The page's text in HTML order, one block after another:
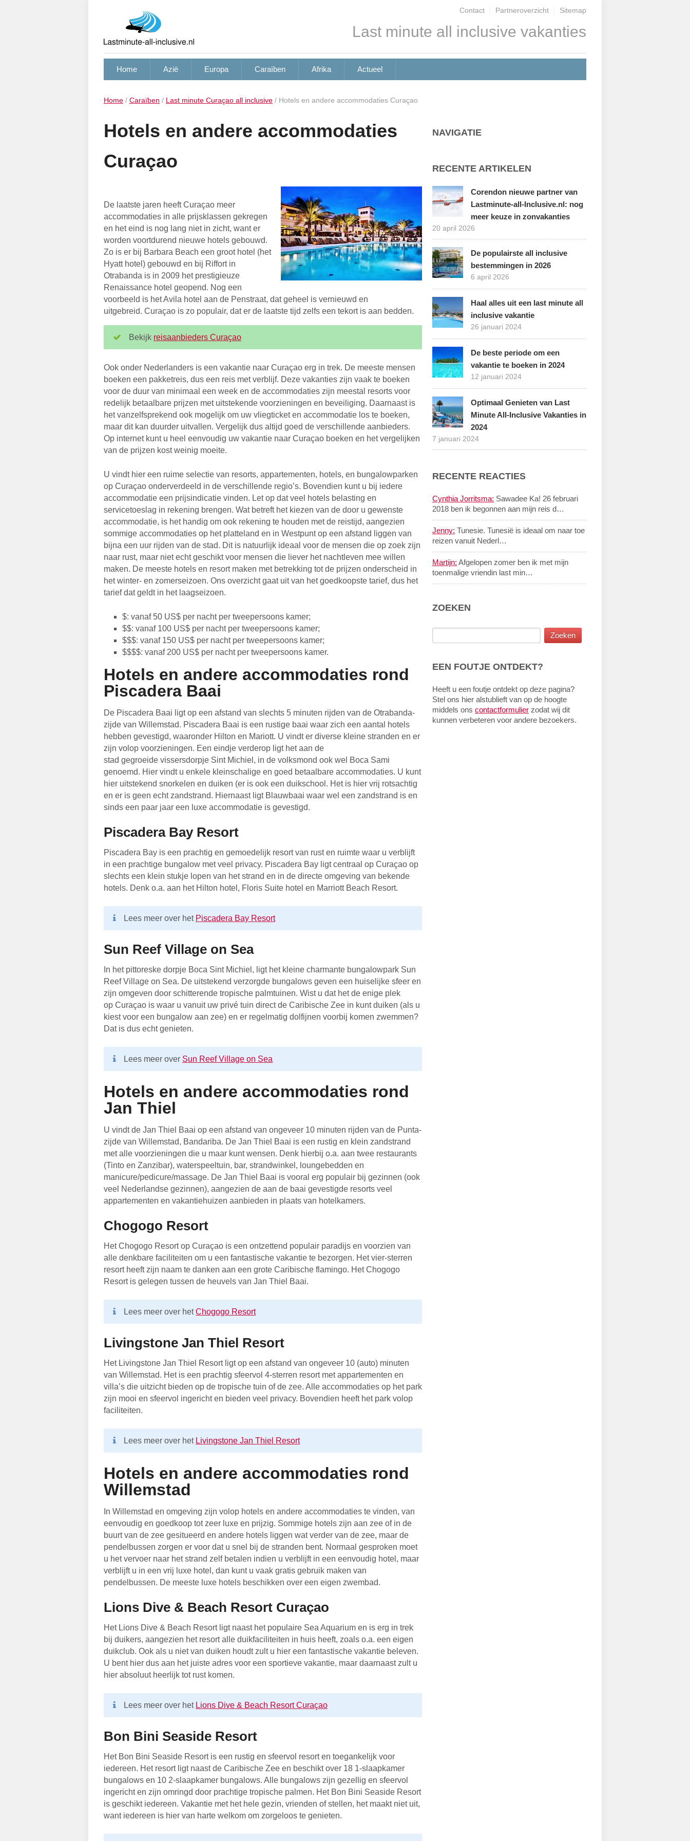
Contact Partneroverzicht Sitemap
Last minute all inclusive vakanties
Home Azië Europa Caraïben Afrika Actueel
Home / Caraïben / Last minute Curaçao all inclusive / Hotels en andere accommodaties Curaçao
Hotels en andere accommodaties
Curaçao
De laatste jaren heeft Curaçao meer
accommodaties in alle prijsklassen gekregen
en het eind is nog lang niet in zicht, want er
worden voortdurend nieuwe hotels gebouwd.
Zo is er bij Barbara Beach een groot hotel (het
Hyatt hotel) gebouwd en bij Riffort in
Otrabanda is in 2009 het prestigieuze
Renaissance hotel geopend. Nog een
voorbeeld is het Avila hotel aan de Penstraat, dat geheel is vernieuwd en
uitgebreid. Curaçao is zo populair, dat er de laatste tijd zelfs een tekort is aan bedden.
Bekijk reisaanbieders Curaçao
Ook onder Nederlanders is een vakantie naar Curaçao erg in trek. De meeste mensen
boeken een pakketreis, dus een reis met verblijf. Deze vakanties zijn vaak te boeken
voor de duur van minimaal een week en de accommodaties zijn meestal resorts voor
redelijk betaalbare prijzen met uitstekende voorzieningen en beveiliging. Daarnaast is
het vanzelfsprekend ook mogelijk om uw vliegticket en accommodatie los te boeken,
maar dit kan duurder uitvallen. Vergelijk dus altijd goed de verschillende aanbieders.
Op internet kunt u heel eenvoudig uw vakantie naar Curaçao boeken en het vergelijken
van de prijzen kost weinig moeite.
U vindt hier een ruime selectie van resorts, appartementen, hotels, en bungalowparken
op Curaçao onderverdeeld in de verschillende regio’s. Bovendien kunt u bij iedere
accommodatie een prijsindicatie vinden. Let op dat veel hotels belasting en
servicetoeslag in rekening brengen. Wat betreft het kiezen van de door u gewenste
accommodatie, is het handig om ook rekening te houden met de reistijd, aangezien
sommige accommodaties op het platteland en in Westpunt op een afstand liggen van
bijna een uur rijden van de stad. Dit is natuurlijk ideaal voor de mensen die op zoek zijn
naar rust, maar niet echt geschikt voor mensen die liever het nachtleven mee willen
maken. De meeste hotels en resort maken met betrekking tot de prijzen onderscheid in
het winter- en zomerseizoen. Ons overzicht gaat uit van het goedkoopste tarief, dus het
tarief dat geldt in het laagseizoen.
$: vanaf 50 US$ per nacht per tweepersoons kamer;
$$: vanaf 100 US$ per nacht per tweepersoons kamer;
$$$: vanaf 150 US$ per nacht per tweepersoons kamer;
$$$$: vanaf 200 US$ per nacht per tweepersoons kamer.
Hotels en andere accommodaties rond
Piscadera Baai
De Piscadera Baai ligt op een afstand van slechts 5 minuten rijden van de Otrabanda-
zijde van Willemstad. Piscadera Baai is een rustige baai waar zich een aantal hotels
hebben gevestigd, waaronder Hilton en Mariott. U vindt er diverse kleine stranden en er
zijn volop voorzieningen. Een eindje verderop ligt het aan de
stad gegroeide vissersdorpje Sint Michiel, in de volksmond ook wel Boca Sami
genoemd. Hier vindt u enkele kleinschalige en goed betaalbare accommodaties. U kunt
hier uitstekend snorkelen en duiken (er is ook een duikschool. Het is hier vrij rotsachtig
en er is geen echt zandstrand. Hiernaast ligt Blauwbaai waar wel een zandstrand is en
sinds een paar jaar een luxe accommodatie is gevestigd.
Piscadera Bay Resort
Piscadera Bay is een prachtig en gemoedelijk resort van rust en ruimte waar u verblijft
in een prachtige bungalow met veel privacy. Piscadera Bay ligt centraal op Curaçao op
slechts een klein stukje lopen van het strand en in de directe omgeving van bekende
hotels. Denk o.a. aan het Hilton hotel, Floris Suite hotel en Marriott Beach Resort.
Lees meer over het Piscadera Bay Resort
Sun Reef Village on Sea
In het pittoreske dorpje Boca Sint Michiel, ligt het kleine charmante bungalowpark Sun
Reef Village on Sea. De uitstekend verzorgde bungalows geven een huiselijke sfeer en
zijn omgeven door schitterende tropische palmtuinen. Wist u dat het de enige plek
op Curaçao is waar u vanuit uw privé tuin direct de Caribische Zee in kunt duiken (als u
kiest voor een bungalow aan zee) en er regelmatig dolfijnen voorbij komen zwemmen?
Dat is dus echt genieten.
Lees meer over Sun Reef Village on Sea
Hotels en andere accommodaties rond
Jan Thiel
U vindt de Jan Thiel Baai op een afstand van ongeveer 10 minuten rijden van de Punta-
zijde van Willemstad, Bandariba. De Jan Thiel Baai is een rustig en klein zandstrand
met alle voorzieningen die u maar kunt wensen. Denk hierbij o.a. aan twee restaurants
(Tinto en Zanzibar), waterspeeltuin, bar, strandwinkel, loungebedden en
manicure/pedicure/massage. De Jan Thiel Baai is vooral erg populair bij gezinnen (ook
veel Nederlandse gezinnen), aangezien de aan de baai gevestigde resorts veel
appartementen en vakantiehuizen aanbieden in plaats van hotelkamers.
Chogogo Resort
Het Chogogo Resort op Curaçao is een ontzettend populair paradijs en voorzien van
alle denkbare faciliteiten om u een fantastische vakantie te bezorgen. Het vier-sterren
resort heeft zijn naam te danken aan een grote Caribische flamingo. Het Chogogo
Resort is gelegen tussen de heuvels van Jan Thiel Baai.
Lees meer over hetChogogo Resort
Livingstone Jan Thiel Resort
Het Livingstone Jan Thiel Resort ligt op een afstand van ongeveer 10 (auto) minuten
van Willemstad. Het is een prachtig sfeervol 4-sterren resort met appartementen en
villa’s die uitzicht bieden op de tropische tuin of de zee. Alle accommodaties op het park
zijn mooi en sfeervol ingericht en bieden veel privacy. Bovendien heeft het park volop
faciliteiten.
Lees meer over het Livingstone Jan Thiel Resort
Hotels en andere accommodaties rond
Willemstad
In Willemstad en omgeving zijn volop hotels en andere accommodaties te vinden, van
eenvoudig en goedkoop tot zeer luxe en prijzig. Sommige hotels zijn aan zee of in de
buurt van de zee gesitueerd en andere hotels liggen wat verder van de zee, maar de
pendelbussen zorgen er voor dat u snel bij de stranden bent. Normaal gesproken moet
u het vervoer naar het strand zelf betalen indien u verblijft in een eenvoudig hotel, maar
verblijft u in een vrij luxe hotel, dan kunt u vaak gratis gebruik maken van
pendelbussen. De meeste luxe hotels beschikken over een eigen zwembad.
Lions Dive & Beach Resort Curaçao
Het Lions Dive & Beach Resort ligt naast het populaire Sea Aquarium en is erg in trek
bij duikers, aangezien het resort alle duikfaciliteiten in huis heeft, zoals o.a. een eigen
duikclub. Ook als u niet van duiken houdt zult u hier een fantastische vakantie beleven.
U bent hier dus aan het juiste adres voor een sportieve vakantie, maar daarnaast zult u
hier absoluut heerlijk tot rust komen.
Lees meer over het Lions Dive & Beach Resort Curaçao
Bon Bini Seaside Resort
Het Bon Bini Seaside Resort is een rustig en sfeervol resort en toegankelijk voor
iedereen. Het resort ligt naast de Caribische Zee en beschikt over 18 1-slaapkamer
bungalows en 10 2-slaapkamer bungalows. Alle bungalows zijn gezellig en sfeervol
ingericht en zijn omringd door prachtige tropische palmen. Het Bon Bini Seaside Resort
is geschikt iedereen. Vakantie met het hele gezin, vrienden of stellen, het maakt niet uit,
want iedereen is hier van harte welkom om zorgeloos te genieten.
NAVIGATIE
RECENTE ARTIKELEN
Corendon nieuwe partner van
Lastminute-all-Inclusive.nl: nog
meer keuze in zonvakanties
20 april 2026
De populairste all inclusive
bestemmingen in 2026
6 april 2026
Haal alles uit een last minute all
inclusive vakantie
26 januari 2024
De beste periode om een
vakantie te boeken in 2024
12 januari 2024
Optimaal Genieten van Last
Minute All-Inclusive Vakanties in
2024
7 januari 2024
RECENTE REACTIES
Cynthia Jorritsma: Sawadee Ka! 26 februari
2018 ben ik begonnen aan mijn reis d…
Jenny: Tunesie. Tunesië is ideaal om naar toe
reizen vanuit Nederl…
Martijn: Afgelopen zomer ben ik met mijn
toenmalige vriendin last min…
ZOEKEN
EEN FOUTJE ONTDEKT?
Heeft u een foutje ontdekt op deze pagina?
Stel ons hier alstublieft van op de hoogte
middels ons contactformulier zodat wij dit
kunnen verbeteren voor andere bezoekers.